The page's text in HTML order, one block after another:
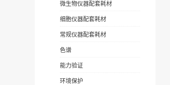
微生物仪器配套耗材
细胞仪器配套耗材
常规仪器配套耗材
色谱
能力验证
环境保护